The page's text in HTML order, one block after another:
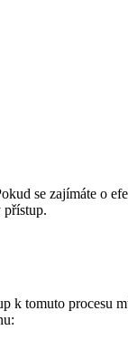
se zajímáte o
přístup.
k tomuto